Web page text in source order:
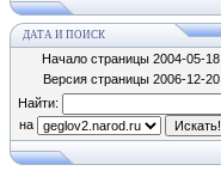
ДАТА И ПОИСК
Начало страницы 2004-05-18
Версия страницы 2006-12-20
Найти:
на